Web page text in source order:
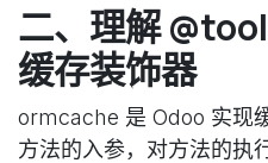
二、理解
缓存装饰器
ormcache 是 Odoo 实现
方法的入参，对方法的执